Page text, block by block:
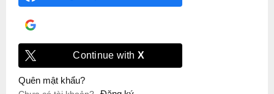
Continue with X
Quên mật khẩu?